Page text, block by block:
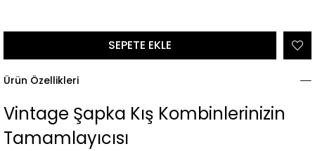
Ürün Özellikleri
Vintage Şapka Kış Kombinlerinizin
Tamamlayıcısı